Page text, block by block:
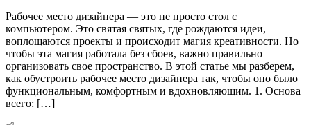
Рабочее место дизайнера — это не просто стол с
компьютером. Это святая святых, где рождаются идеи,
воплощаются проекты и происходит магия креативности. Но
чтобы эта магия работала без сбоев, важно правильно
организовать свое пространство. В этой статье мы разберем,
как обустроить рабочее место дизайнера так, чтобы оно было
функциональным, комфортным и вдохновляющим. 1. Основа
всего: […]